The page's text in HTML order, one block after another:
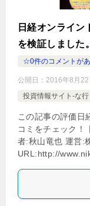
日経オンライ
を検証しました。
☆0件のコメントがあ
公開日： 2016年8月22
投資情報サイト-な行
この記事の評価日
コミをチェック！
者:秋山竜也 運営:
URL:http://